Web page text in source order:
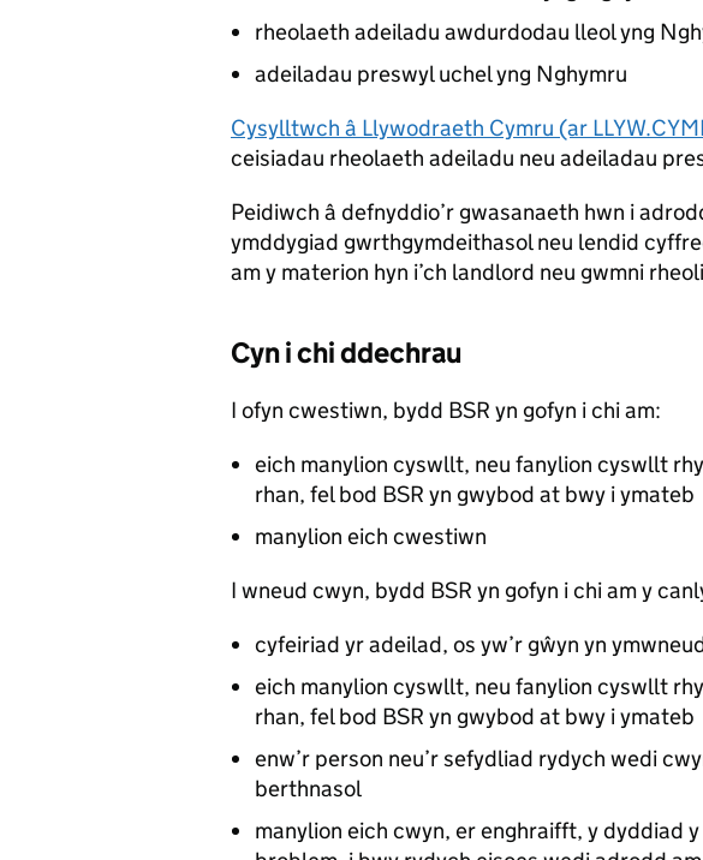
rheolaeth adeiladu awdurdodau lleol yng
adeiladau preswyl uchel yng Nghymru
Cysylltwch â Llywodraeth Cymru (ar
ceisiadau rheolaeth adeiladu neu adeiladau
Peidiwch â defnyddio’r gwasanaeth hwn i
ymddygiad gwrthgymdeithasol neu lendid
am y materion hyn i’ch landlord neu gwmni
Cyn i chi ddechrau
I ofyn cwestiwn, bydd BSR yn gofyn i chi am:
eich manylion cyswllt, neu fanylion cyswllt
rhan, fel bod BSR yn gwybod at bwy i ymateb
manylion eich cwestiwn
I wneud cwyn, bydd BSR yn gofyn i chi am y
cyfeiriad yr adeilad, os yw’r gŵyn yn
eich manylion cyswllt, neu fanylion cyswllt
rhan, fel bod BSR yn gwybod at bwy i ymateb
enw’r person neu’r sefydliad rydych wedi
berthnasol
manylion eich cwyn, er enghraifft, y dyddiad